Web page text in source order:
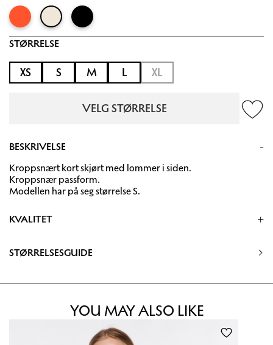
STØRRELSE
XS S M L XL
VELG STØRRELSE
BESKRIVELSE
Kroppsnært kort skjørt med lommer i siden.
Kroppsnær passform.
Modellen har på seg størrelse S.
KVALITET
(Recycles), 5% Lin
STØRRELSESGUIDE
YOU MAY ALSO LIKE